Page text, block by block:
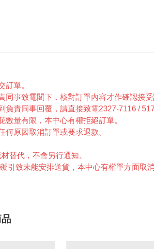
訂單。
同事致電閣下，核對訂單內容才作確認接受
負責同事回覆，請直接致電2327-7116 /
數量有限，本中心有權拒絕訂單。
何原因取消訂單或要求退款。
替代，不會另行通知。
引致未能安排送貨，本中心有權單方面取